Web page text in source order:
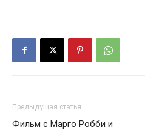
Предыдущая статья
Фильм с Марго Робби и